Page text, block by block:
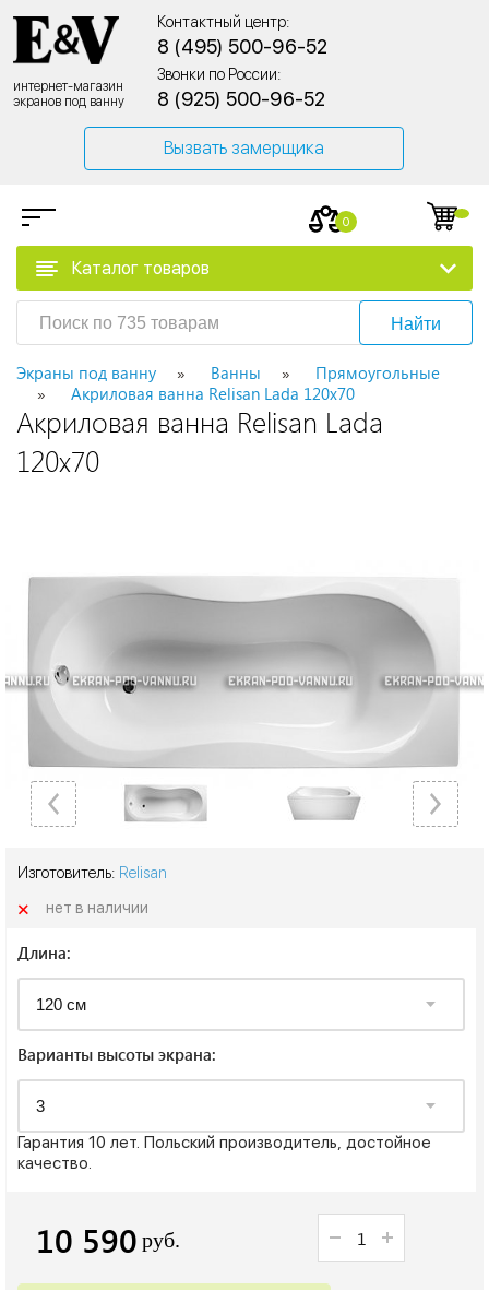
интернет-магазин
экранов под ванну
Контактный центр:
8 (495) 500-96-52
Звонки по России:
8 (925) 500-96-52
Вызвать замерщика
0
Каталог товаров
Найти
Экраны под ванну Ванны
Прямоугольные
Акриловая ванна Relisan Lada 120x70
Акриловая ванна Relisan Lada
120x70
Изготовитель: Relisan
+ нет в наличии
Длина:
Варианты высоты экрана:
Гарантия 10 лет. Польский производитель, достойное
качество.
10 590 руб.